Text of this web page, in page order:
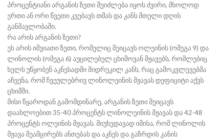
პროცენტიანი არგანის ზეთი შეიძლება იყოს ძვირი, მხოლოდ
ერთი ან ორი წვეთი კვებავს თმას და კანს მთელი დღის
განმავლობაში.
რა არის არგანის ზეთი?
ეს არის იშვიათი ზეთი, რომელიც შეიცავს ოლეინის (ომეგა 9) და
ლინოლის (ომეგა 6) აუცილებელ ცხიმოვან მჟავებს, რომლებიც
ხელს უწყობენ აკნესადმი მიდრეკილ კანს, რაც გამოკვლევებმა
აჩვენა, რომ ჩვეულებრივ ლინოლეინის მჟავას დეფიციტი აქვს
ცხიმში.
მისი წყაროდან გამომდინარე, არგანის ზეთი შეიცავს
დაახლოებით 35-40 პროცენტს ლინოლეინის მჟავას და 42-48
პროცენტს ოლეინის მჟავას. მიუხედავად იმისა, რომ ლინოლის
მჟავა შეამცირებს ანთებას და აკნეს და გაზრდის კანის